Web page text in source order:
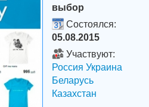
выбор
Состоялся:
05.08.2015
Участвуют:
Россия Украина
Беларусь
Казахстан